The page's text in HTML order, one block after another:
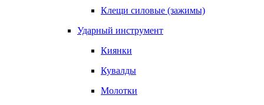
Клещи силовые (зажимы)
Ударный инструмент
Киянки
Кувалды
Молотки